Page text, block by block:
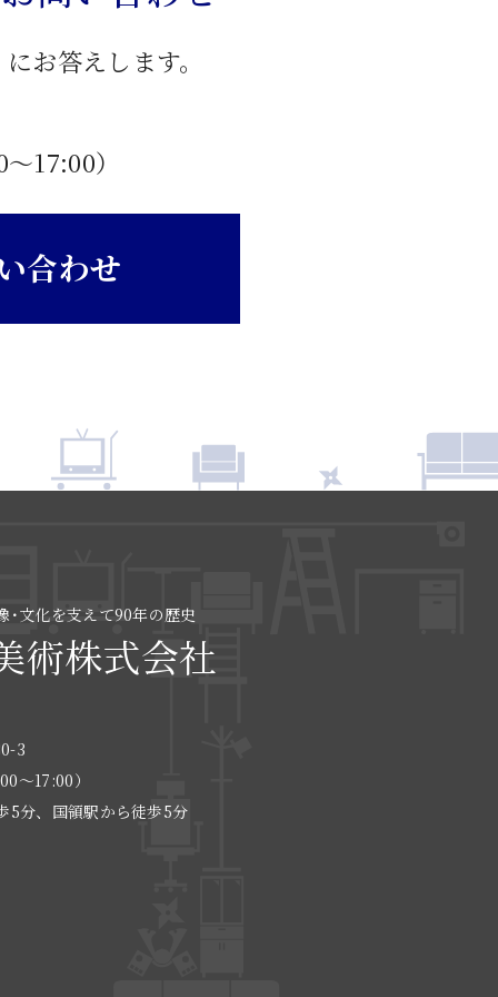
お答えします。
〜17:00）
合わせ
･文化を支えて90年の歴史
術株式会社
3
〜17:00）
分、国領駅から徒歩5分